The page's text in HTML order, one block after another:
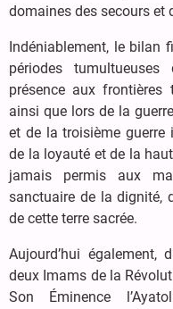
domaines des secours et
Indéniablement, le bilan
périodes
présence aux frontières
ainsi que lors de la
et de la troisième guerre
de la loyauté et de la
jamais permis aux
sanctuaire de la dignité,
de cette terre sacrée.
Aujourd’hui
deux Imams de la
Son Éminence